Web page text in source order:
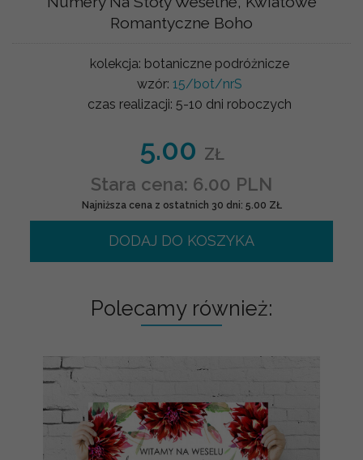
Romantyczne Boho
kolekcja: botaniczne podróżnicze
wzór: 15/bot/nrS
czas realizacji: 5-10 dni roboczych
5.00 ZŁ
Stara cena: 6.00 PLN
Najniższa cena z ostatnich 30 dni: 5.00 ZŁ
DODAJ DO KOSZYKA
Polecamy również: